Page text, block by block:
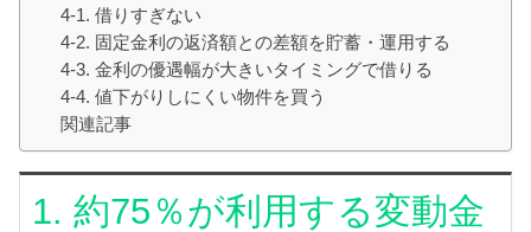
4-1. 借りすぎない
4-2. 固定金利の返済額との差額を貯蓄・運用する
4-3. 金利の優遇幅が大きいタイミングで借りる
4-4. 値下がりしにくい物件を買う
関連記事
1. 約75％が利用する変動金